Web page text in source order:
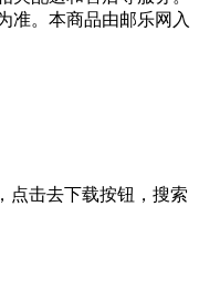
准。本商品由邮乐网入
点击去下载按钮，搜索